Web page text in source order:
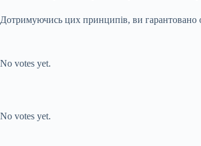
Дотримуючись цих принципів, ви гарантовано
No votes yet.
No votes yet.